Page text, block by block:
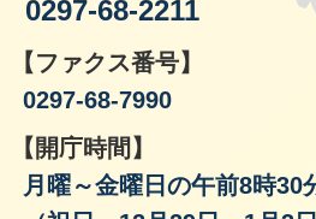
0297-68-2211
【ファクス番号】
0297-68-7990
【開庁時間】
月曜～金曜日の午前8時30